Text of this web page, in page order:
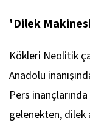
'Dilek
Kökleri Neolitik
Anadolu
Pers
gelenekten, dilek